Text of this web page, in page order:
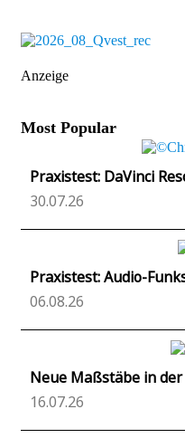
Anzeige
Most Popular
Praxistest: DaVinci
30.07.26
Praxistest: Audio-
06.08.26
Neue Maßstäbe in
16.07.26